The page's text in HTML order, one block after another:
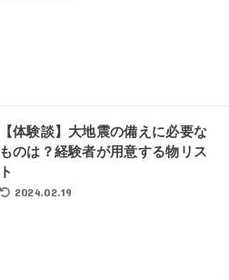
【体験談】大地震の備えに必要な
ものは？経験者が用意する物リス
ト
2024.02.19